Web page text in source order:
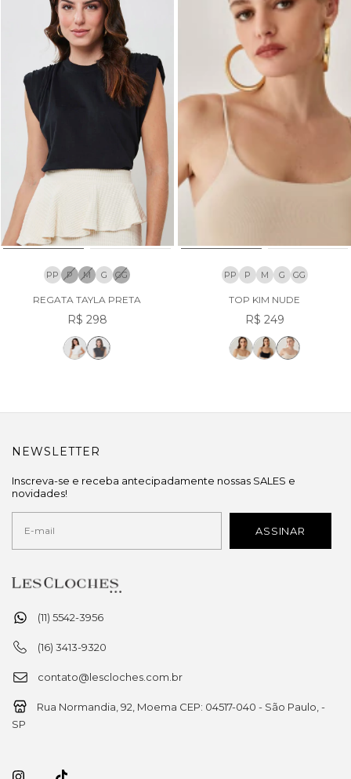
PP P M G GG
REGATA TAYLA PRETA
R$ 298
PP P M G GG
TOP KIM NUDE
R$ 249
(11) 5542-3956
(16) 3413-9320
contato@lescloches.com.br
Rua Normandia, 92, Moema CEP: 04517-040 - São Paulo, -
SP
NEWSLETTER
Inscreva-se e receba antecipadamente nossas SALES e
novidades!